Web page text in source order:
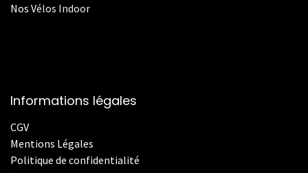
Nos Vélos Indoor
Informations légales
CGV
Mentions Légales
Politique de confidentialité